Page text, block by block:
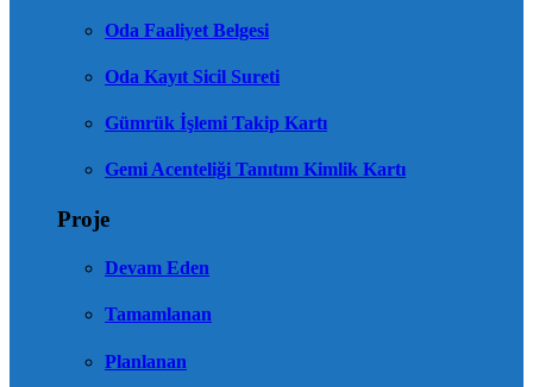
Oda Faaliyet Belgesi
Oda Kayıt Sicil Sureti
Gümrük İşlemi Takip Kartı
Gemi Acenteliği Tanıtım Kimlik Kartı
Proje
Devam Eden
Tamamlanan
Planlanan